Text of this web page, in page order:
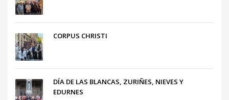
CORPUS CHRISTI
DÍA DE LAS BLANCAS, ZURIÑES, NIEVES Y
EDURNES